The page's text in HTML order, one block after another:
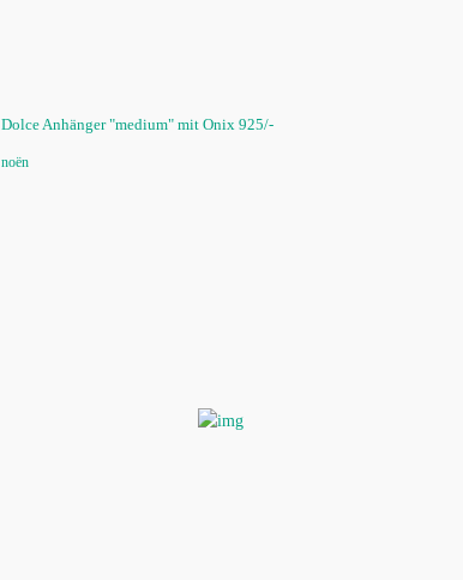
Dolce Anhänger "medium" mit Onix 925/-
noën